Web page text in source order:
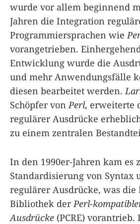
wurde vor allem beginnend
Jahren die Integration
Programmiersprachen wie
vorangetrieben.
Entwicklung wurde die
und mehr Anwendungsfälle
diesen bearbeitet werden.
Schöpfer von Perl, erweiterte
regulärer Ausdrücke
zu einem zentralen
In den 1990er-Jahren kam es
Standardisierung von Syntax
regulärer Ausdrücke, was
Bibliothek der Perl-
Ausdrücke (PCRE)